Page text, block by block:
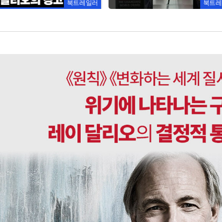
북트레일러 북트